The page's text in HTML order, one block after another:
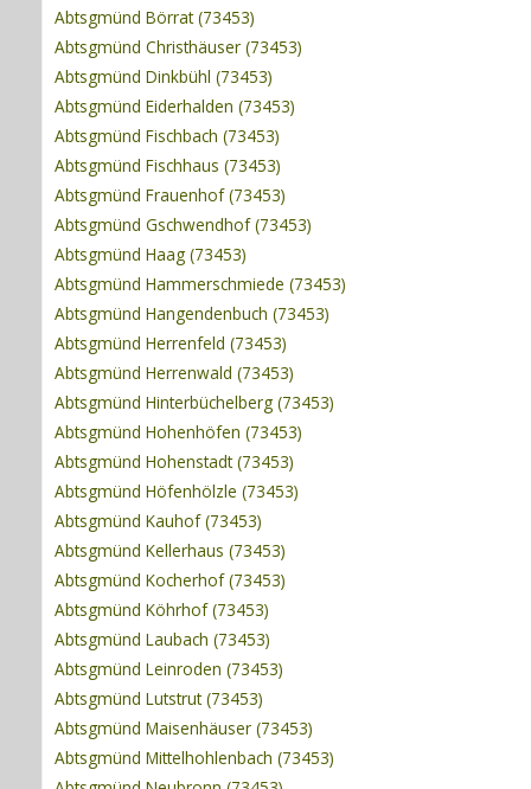
Abtsgmünd Börrat (73453)
Abtsgmünd Christhäuser (73453)
Abtsgmünd Dinkbühl (73453)
Abtsgmünd Eiderhalden (73453)
Abtsgmünd Fischbach (73453)
Abtsgmünd Fischhaus (73453)
Abtsgmünd Frauenhof (73453)
Abtsgmünd Gschwendhof (73453)
Abtsgmünd Haag (73453)
Abtsgmünd Hammerschmiede (73453)
Abtsgmünd Hangendenbuch (73453)
Abtsgmünd Herrenfeld (73453)
Abtsgmünd Herrenwald (73453)
Abtsgmünd Hinterbüchelberg (73453)
Abtsgmünd Hohenhöfen (73453)
Abtsgmünd Hohenstadt (73453)
Abtsgmünd Höfenhölzle (73453)
Abtsgmünd Kauhof (73453)
Abtsgmünd Kellerhaus (73453)
Abtsgmünd Kocherhof (73453)
Abtsgmünd Köhrhof (73453)
Abtsgmünd Laubach (73453)
Abtsgmünd Leinroden (73453)
Abtsgmünd Lutstrut (73453)
Abtsgmünd Maisenhäuser (73453)
Abtsgmünd Mittelhohlenbach (73453)